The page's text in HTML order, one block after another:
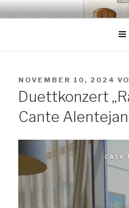
Zum
InhaltEMRÉZIO
Casa Museu Interativa de
VERÖFFENTLICHT
AM
NOVEMBER 10, 2024
Duettkonzert
Cante